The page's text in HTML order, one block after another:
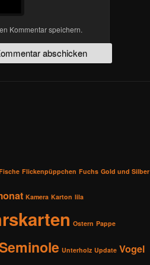
Kommentar speichern.
Flickenpüppchen Fuchs Gold und Silber
Kamera Karton lila
Ostern Pappe
Unterholz Update Vogel